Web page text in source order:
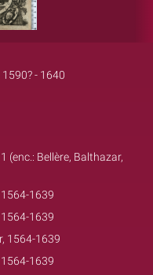
1590? - 1640
(enc.: Bellère, Balthazar,
1639
1639
1564-1639
1639